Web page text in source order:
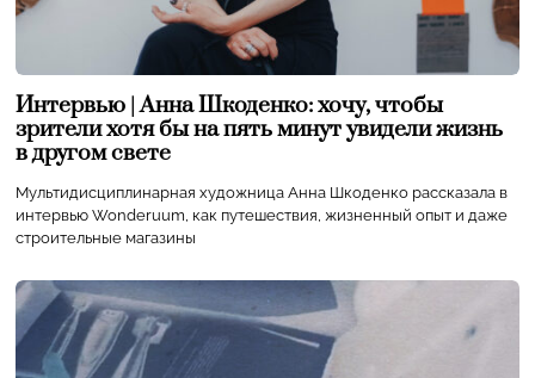
Интервью | Анна Шкоденко: хочу, чтобы
зрители хотя бы на пять минут увидели жизнь
в другом свете
Мультидисциплинарная художница Анна Шкоденко рассказала в
интервью Wonderuum, как путешествия, жизненный опыт и даже
строительные магазины